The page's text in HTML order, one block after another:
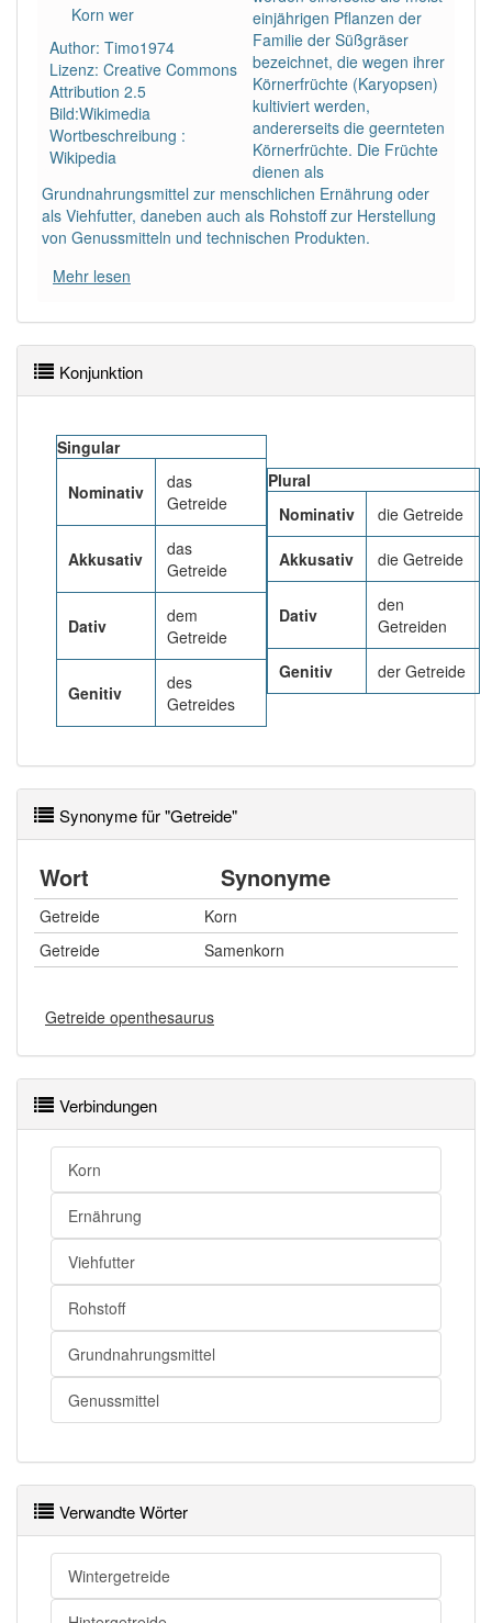
Wörter mit Endung -getreide: 11
Wörter mit Endung-getreideaber mit einem anderen
Artikeldas: 0
99% unserer Spielapp-Nutzer haben den Artikel
korrekt erraten.
Author: Timo1974
Lizenz: Creative Commons
Attribution 2.5
Bild:Wikimedia
Wortbeschreibung :
Wikipedia
einjährigen Pflanzen der
Familie der Süßgräser
bezeichnet, die wegen ihrer
Körnerfrüchte (Karyopsen)
kultiviert werden,
andererseits die geernteten
Körnerfrüchte. Die Früchte
dienen als
Grundnahrungsmittel zur menschlichen Ernährung oder
als Viehfutter, daneben auch als Rohstoff zur Herstellung
von Genussmitteln und technischen Produkten.
Mehr lesen
Konjunktion
Singular
Nominativ
das
Getreide
Akkusativ
das
Getreide
Dativ
dem
Getreide
Genitiv
des
Getreides
Plural
Nominativ
die Getreide
Akkusativ die Getreide
Dativ
den
Getreiden
Genitiv der Getreide
Synonyme für "Getreide"
Wort Synonyme
Getreide
Korn
Getreide
Samenkorn
Getreide openthesaurus
Verbindungen
Korn
Ernährung
Viehfutter
Rohstoff
Grundnahrungsmittel
Genussmittel
Verwandte Wörter
Wintergetreide